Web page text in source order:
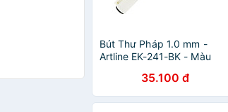
Bút Thư Pháp 1.0 mm -
Artline EK-241-BK - Màu
35.100 đ